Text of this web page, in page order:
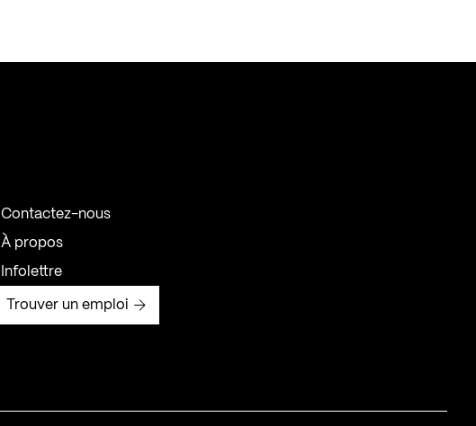
Contactez-nous
À propos
Infolettre
Trouver un emploi